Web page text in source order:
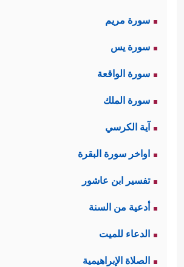
سورة مريم
سورة يس
سورة الواقعة
سورة الملك
آية الكرسي
اواخر سورة البقرة
تفسير ابن عاشور
أدعية من السنة
الدعاء للميت
الصلاة الإبراهيمية